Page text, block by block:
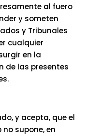
al fuero
y someten
y Tribunales
cualquier
en la
de las presentes
y acepta, que el
supone, en